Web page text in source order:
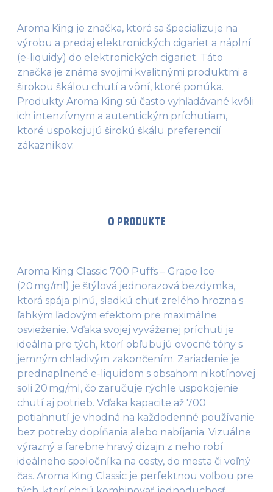
Aroma King je značka, ktorá sa špecializuje na
výrobu a predaj elektronických cigariet a náplní
(e-liquidy) do elektronických cigariet. Táto
značka je známa svojimi kvalitnými produktmi a
širokou škálou chutí a vôní, ktoré ponúka.
Produkty Aroma King sú často vyhľadávané kvôli
ich intenzívnym a autentickým príchutiam,
ktoré uspokojujú širokú škálu preferencií
zákazníkov.
O PRODUKTE
Aroma King Classic 700 Puffs – Grape Ice
(20 mg/ml) je štýlová jednorazová bezdymka,
ktorá spája plnú, sladkú chuť zrelého hrozna s
ľahkým ľadovým efektom pre maximálne
osvieženie. Vďaka svojej vyváženej príchuti je
ideálna pre tých, ktorí obľubujú ovocné tóny s
jemným chladivým zakončením. Zariadenie je
prednaplnené e-liquidom s obsahom nikotínovej
soli 20 mg/ml, čo zaručuje rýchle uspokojenie
chutí aj potrieb. Vďaka kapacite až 700
potiahnutí je vhodná na každodenné používanie
bez potreby dopĺňania alebo nabíjania. Vizuálne
výrazný a farebne hravý dizajn z neho robí
ideálneho spoločníka na cesty, do mesta či voľný
čas. Aroma King Classic je perfektnou voľbou pre